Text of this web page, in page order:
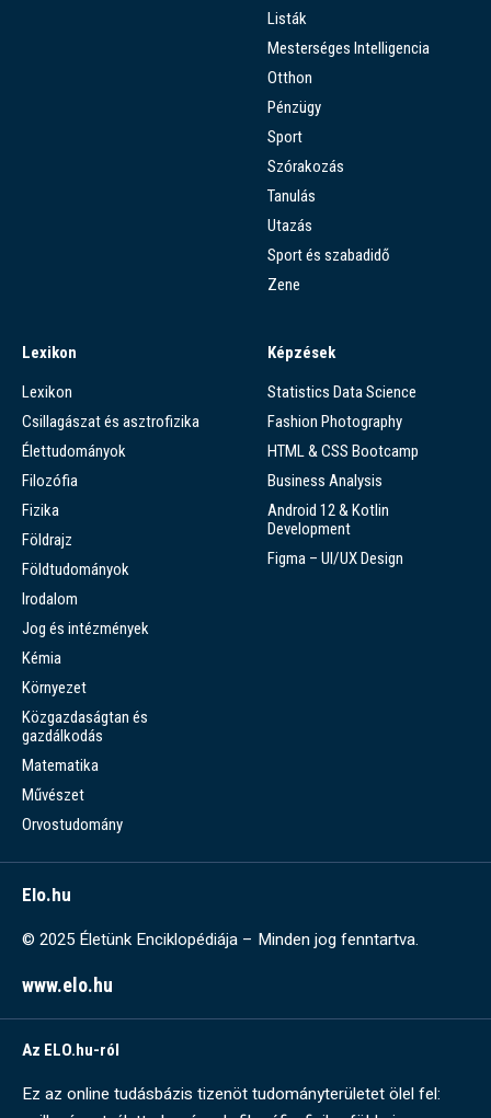
Listák
Mesterséges Intelligencia
Otthon
Pénzügy
Sport
Szórakozás
Tanulás
Utazás
Sport és szabadidő
Zene
Lexikon
Lexikon
Csillagászat és asztrofizika
Élettudományok
Filozófia
Fizika
Földrajz
Földtudományok
Irodalom
Jog és intézmények
Kémia
Környezet
Közgazdaságtan és
gazdálkodás
Matematika
Művészet
Orvostudomány
Képzések
Statistics Data Science
Fashion Photography
HTML & CSS Bootcamp
Business Analysis
Android 12 & Kotlin
Development
Figma – UI/UX Design
Elo.hu
© 2025 Életünk Enciklopédiája – Minden jog fenntartva.
www.elo.hu
Az ELO.hu-ról
Ez az online tudásbázis tizenöt tudományterületet ölel fel: